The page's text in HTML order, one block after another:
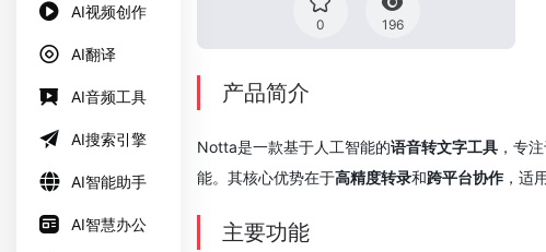
AI视频创作
AI翻译
AI音频工具
AI搜索引擎
AI智能助手
AI智慧办公
0 196
产品简介
Notta是一款基于人工智能的语音转文字工具 ，专
能。其核心优势在于高精度转录和跨平台协作 ，适
主要功能